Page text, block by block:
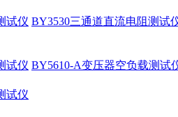
试仪 BY3530三通道直流电阻测试
试仪 BY5610-A变压器空负载测试
试仪